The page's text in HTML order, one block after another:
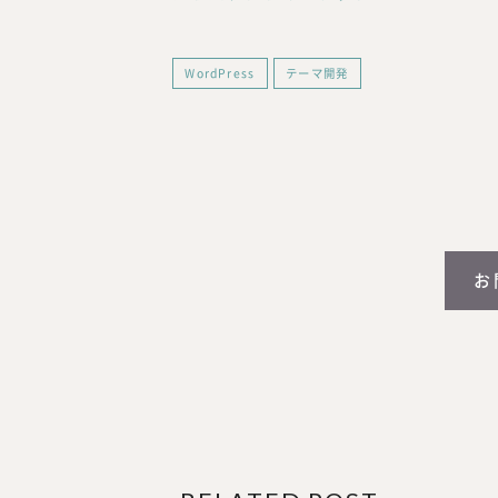
WordPress テーマ開発
お